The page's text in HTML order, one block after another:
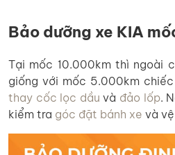
Bảo dưỡng xe KIA
Tại mốc 10.000km thì ngoài
giống với mốc 5.000km
thay cốc lọc dầu và đảo lốp.
kiểm tra góc đặt bánh xe và